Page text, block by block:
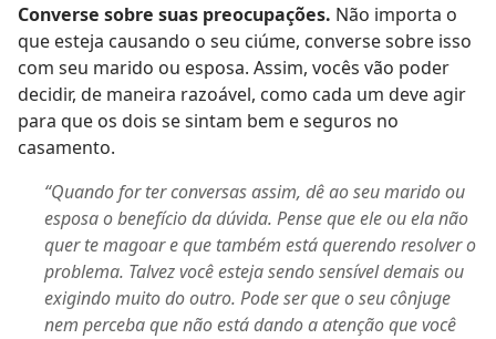
Converse sobre suas preocupações. Não importa o
que esteja causando o seu ciúme, converse sobre isso
com seu marido ou esposa. Assim, vocês vão poder
decidir, de maneira razoável, como cada um deve agir
para que os dois se sintam bem e seguros no
casamento.
“Quando for ter conversas assim, dê ao seu marido ou
esposa o benefício da dúvida. Pense que ele ou ela não
quer te magoar e que também está querendo resolver o
problema. Talvez você esteja sendo sensível demais ou
exigindo muito do outro. Pode ser que o seu cônjuge
nem perceba que não está dando a atenção que você